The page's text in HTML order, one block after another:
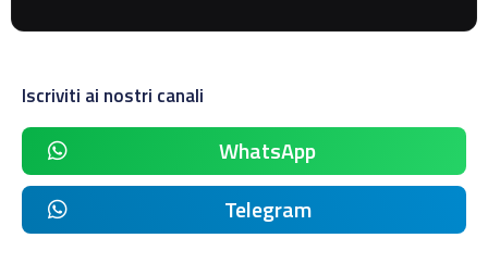
Iscriviti ai nostri canali
WhatsApp
Telegram